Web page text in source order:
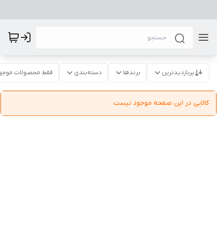
پربازدیدترین برندها دسته‌بندی فقط محصولات
کالایی در این صفحه موجود نیست